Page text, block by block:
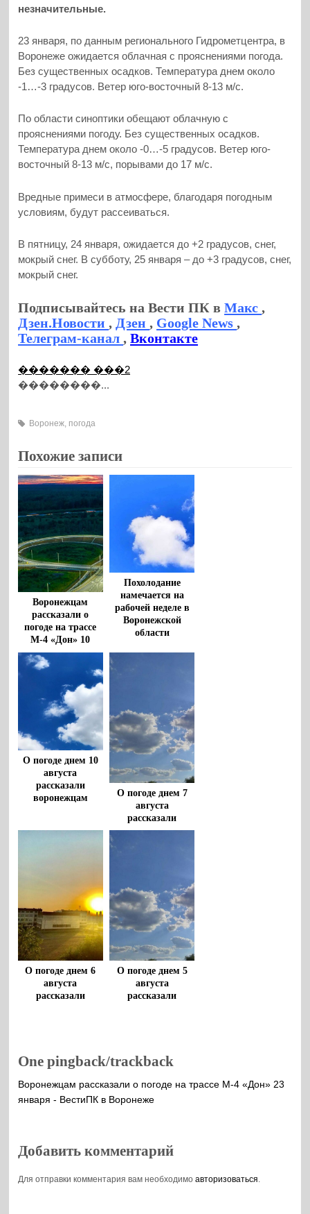
незначительные.
23 января, по данным регионального Гидрометцентра, в
Воронеже ожидается облачная с прояснениями погода.
Без существенных осадков. Температура днем около
-1…-3 градусов. Ветер юго-восточный 8-13 м/с.
По области синоптики обещают облачную с
прояснениями погоду. Без существенных осадков.
Температура днем около -0…-5 градусов. Ветер юго-
восточный 8-13 м/с, порывами до 17 м/с.
Вредные примеси в атмосфере, благодаря погодным
условиям, будут рассеиваться.
В пятницу, 24 января, ожидается до +2 градусов, снег,
мокрый снег. В субботу, 25 января – до +3 градусов, снег,
мокрый снег.
Подписывайтесь на Вести ПК вМакс,
Дзен.Новости, Дзен, Google News,
Телеграм-канал,Вконтакте
������� ���2
��������...
Воронеж погода
Похожие записи
Воронежцам
рассказали о
погоде на трассе
М-4 «Дон» 10
августа
Похолодание
намечается на
рабочей неделе в
Воронежской
области
О погоде днем 10
августа
рассказали
воронежцам
О погоде днем 7
августа
рассказали
воронежцам
О погоде днем 6
августа
рассказали
О погоде днем 5
августа
рассказали
One pingback/trackback
Воронежцам рассказали о погоде на трассе М-4 «Дон» 23
января - ВестиПК в Воронеже
Добавить комментарий
Для отправки комментария вам необходимоавторизоваться.